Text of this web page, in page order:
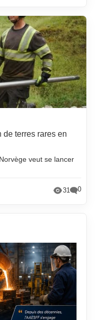
de terres rares en
veut se lancer
31 0